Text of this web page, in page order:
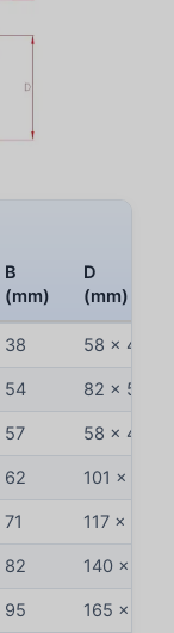
B
(mm)
D
(mm)
38 58 x 41
54 82 x 55
57 58 x 41
62 101 x 76
71 117 x 95
82 140 x 114
95 165 x 139